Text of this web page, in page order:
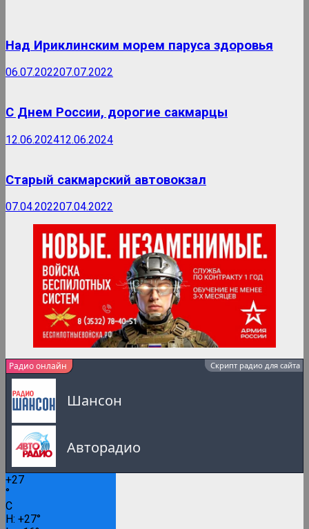
Над Ириклинским морем паруса здоровья
06.07.202207.07.2022
С Днем России, дорогие сакмарцы
12.06.202412.06.2024
Старый сакмарский автовокзал
07.04.202207.04.2022
Радио онлайн Скрипт радио для сайта
Шансон
Авторадио
+27
°
C
H: +27°